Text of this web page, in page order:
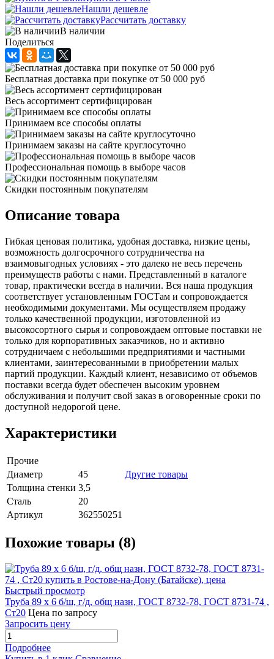
Нашли дешевле
Рассчитать доставку
В наличии
Поделиться
Бесплатная доставка при покупке от 50 000 руб
Весь ассортимент сертифицирован
Принимаем все способы оплаты
Принимаем заказы на сайте круглосуточно
Профессиональная помощь в выборе часов
Скидки постоянным покупателям
Описание товара
Гибкая ценовая политика, удобная доставка, низкие цены,
возможность долгосрочного сотрудничества на
взаимовыгодных условиях - это далеко не весь перечень
преимуществ работы с нами. Представленный в каталоге
товар, практически всегда в наличии. Вся наша продукция
соответствует установленным ГОСТам и сопровождается
необходимыми документами. Мы осуществляем продажу
только качественной продукции, изготовленной из
высокосортного сырья и сопровождаем оптовые поставки не
только для корпоративных заказчиков, но и активно
сотрудничаем с небольшими предприятиями и частными
клиентами, заинтересованными в приобретении малых
партий продукции. Каждый клиент, независимо от объемов
поставки всегда будет обеспечен высоким уровнем
обслуживания и получит свой заказ в оговоренные сроки по
доступной недорогой цене.
Характеристики
Прочие
Диаметр
45
Другие товары
Толщина стенки 3,5
Сталь
20
Артикул
362550251
Похожие товары (8)
Быстрый просмотр
Труба 89 х 6 б/ш, г/д, общ назн, ГОСТ 8732-78, ГОСТ 8731-74 ,
Ст20 Цена по запросу
Запросить цену
Подробнее